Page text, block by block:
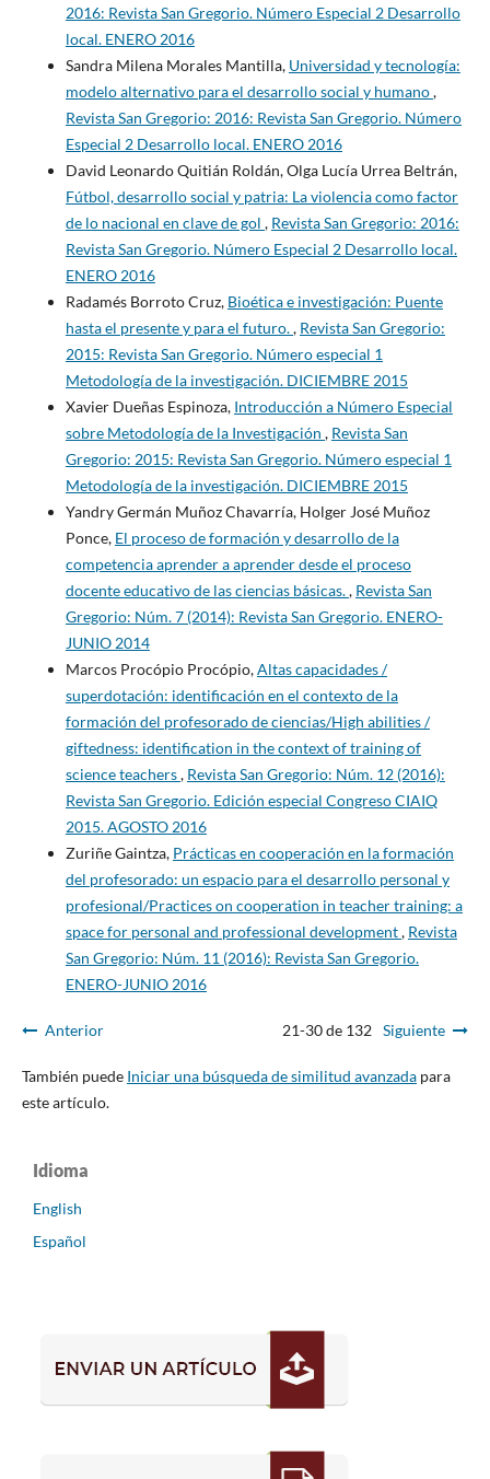
2016: Revista San Gregorio. Número Especial 2 Desarrollo
local. ENERO 2016
Sandra Milena Morales Mantilla, Universidad y tecnología:
modelo alternativo para el desarrollo social y humano,
Revista San Gregorio: 2016: Revista San Gregorio. Número
Especial 2 Desarrollo local. ENERO 2016
David Leonardo Quitián Roldán, Olga Lucía Urrea Beltrán,
Fútbol, desarrollo social y patria: La violencia como factor
de lo nacional en clave de gol , Revista San Gregorio: 2016:
Revista San Gregorio. Número Especial 2 Desarrollo local.
ENERO 2016
Radamés Borroto Cruz, Bioética e investigación: Puente
hasta el presente y para el futuro., Revista San Gregorio:
2015: Revista San Gregorio. Número especial 1
Metodología de la investigación. DICIEMBRE 2015
Xavier Dueñas Espinoza, Introducción a Número Especial
sobre Metodología de la Investigación , Revista San
Gregorio: 2015: Revista San Gregorio. Número especial 1
Metodología de la investigación. DICIEMBRE 2015
Yandry Germán Muñoz Chavarría, Holger José Muñoz
Ponce, El proceso de formación y desarrollo de la
competencia aprender a aprender desde el proceso
docente educativo de las ciencias básicas., Revista San
Gregorio: Núm. 7 (2014): Revista San Gregorio. ENERO-
JUNIO 2014
Marcos Procópio Procópio,Altas capacidades /
superdotación: identificación en el contexto de la
formación del profesorado de ciencias/High abilities /
giftedness: identification in the context of training of
science teachers, Revista San Gregorio: Núm. 12 (2016):
Revista San Gregorio. Edición especial Congreso CIAIQ
2015. AGOSTO 2016
Zuriñe Gaintza, Prácticas en cooperación en la formación
del profesorado: un espacio para el desarrollo personal y
profesional/Practices on cooperation in teacher training: a
space for personal and professional development, Revista
San Gregorio: Núm. 11 (2016): Revista San Gregorio.
ENERO-JUNIO 2016
Anterior 21-30 de 132 Siguiente
También puede Iniciar una búsqueda de similitud avanzadapara
este artículo.
Idioma
English
Español